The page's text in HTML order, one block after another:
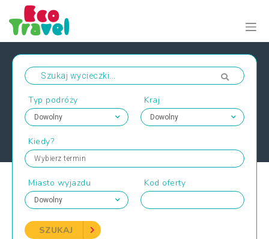
Typ podróży Kraj
Kiedy?
Wybierz termin
Miasto wyjazdu Kod oferty
SZUKAJ